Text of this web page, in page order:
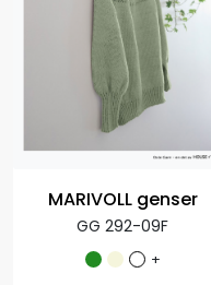
MARIVOLL genser
GG 292-09F
+